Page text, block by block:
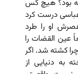
بود؟ هیچ کس
درست کرد
او را طرد
عین القضات را
کشته شد. اگر
به دنیایی از